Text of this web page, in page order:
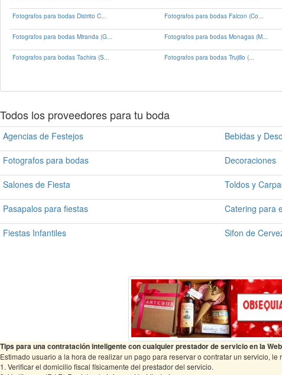
Fotografos para bodas Distrito C... Fotografos para bodas Falcon (Co...
Fotografos para bodas Miranda (G... Fotografos para bodas Monagas (M...
Fotografos para bodas Tachira (S... Fotografos para bodas Trujillo (...
Todos los proveedores para tu boda
Agencias de Festejos Bebidas y
Fotografos para bodas Decoraciones
Salones de Fiesta Toldos y
Pasapalos para fiestas Catering para
Fiestas Infantiles Sifon de
Tips para una contratación inteligente con cualquier prestador de servicio en la
Estimado usuario a la hora de realizar un pago para reservar o contratar un servicio, le
1. Verificar el domicilio fiscal físicamente del prestador del servicio.